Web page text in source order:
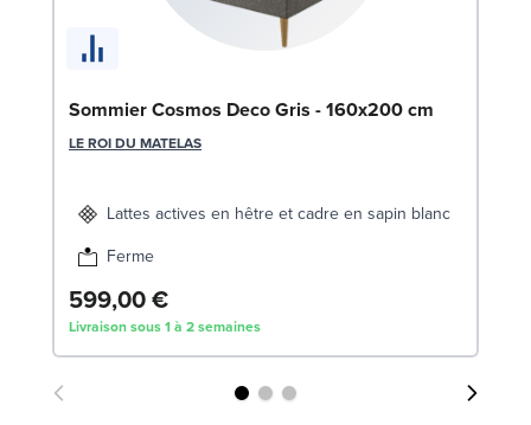
Sommier Cosmos Deco Gris - 160x200 cm
LE ROI DU MATELAS
Lattes actives en hêtre et cadre en sapin blanc
Ferme
599,00 €
Livraison sous 1 à 2 semaines